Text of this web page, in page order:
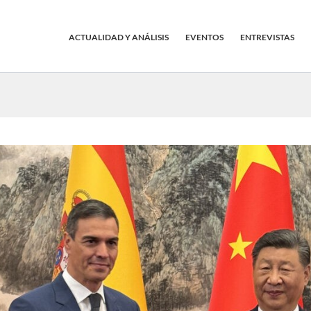
ACTUALIDAD Y ANÁLISIS EVENTOS ENTREVISTAS